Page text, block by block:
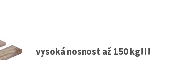
vysoká nosnost až 150 kg!!!